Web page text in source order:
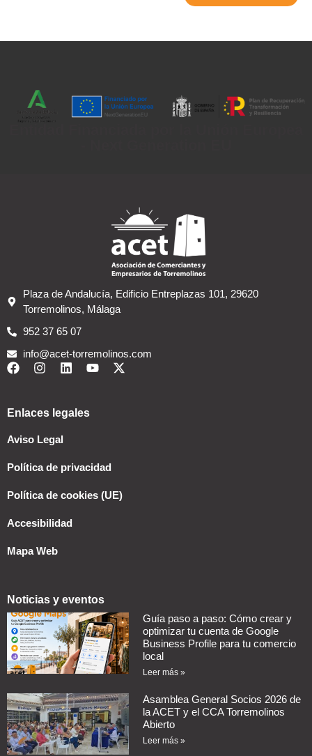
Plaza de Andalucía, Edificio Entreplazas 101, 29620
Torremolinos, Málaga
952 37 65 07
info@acet-torremolinos.com
Enlaces legales
Aviso Legal
Política de privacidad
Política de cookies (UE)
Accesibilidad
Mapa Web
Noticias y eventos
Guía paso a paso: Cómo crear y
optimizar tu cuenta de Google
Business Profile para tu comercio
local
Leer más »
Asamblea General Socios 2026 de
la ACET y el CCA Torremolinos
Abierto
Leer más »